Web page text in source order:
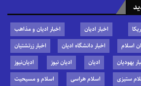
اخبار ادیان
اخبار ادیان و مذاهب
اسلام اخبار دانشگاه ادیان
اخبار زرتشتیان
یهودیان ادیان ادیان نیوز
ادیان‌نیوز
ستیزی اسلام هراسی
اسلام و مسیحیت